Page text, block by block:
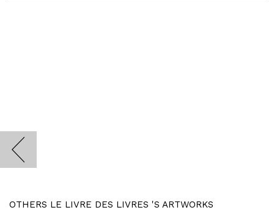
OTHERS LE LIVRE DES LIVRES 'S ARTWORKS